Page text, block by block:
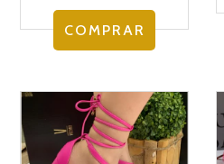
COMPRAR